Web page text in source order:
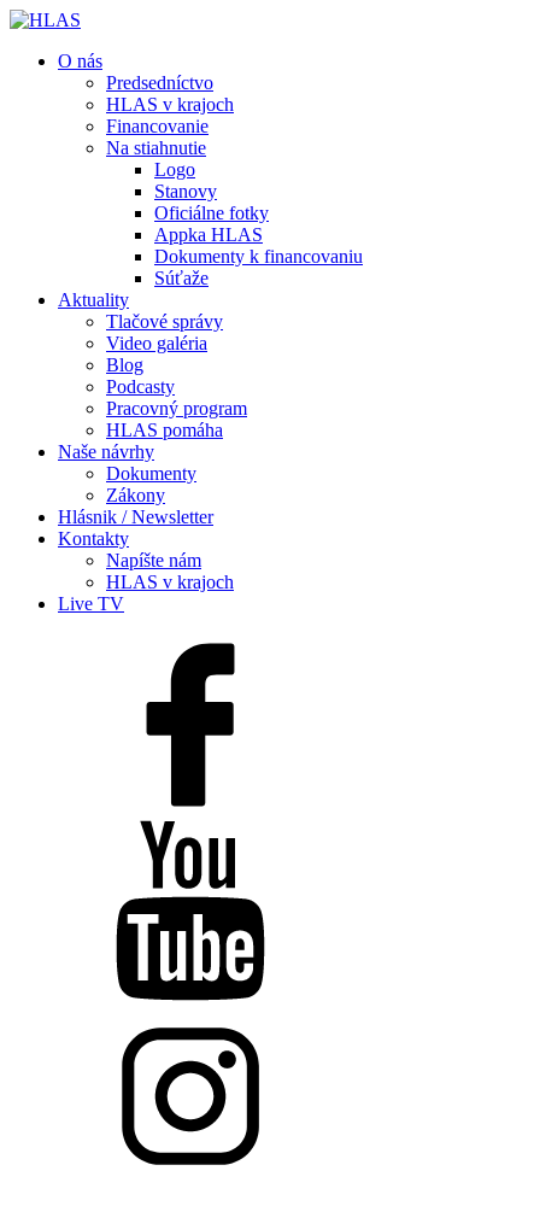
O nás
Predsedníctvo
HLAS v krajoch
Financovanie
Na stiahnutie
Logo
Stanovy
Oficiálne fotky
Appka HLAS
Dokumenty k financovaniu
Súťaže
Aktuality
Tlačové správy
Video galéria
Blog
Podcasty
Pracovný program
HLAS pomáha
Naše návrhy
Dokumenty
Zákony
Hlásnik / Newsletter
Kontakty
Napíšte nám
HLAS v krajoch
Live TV